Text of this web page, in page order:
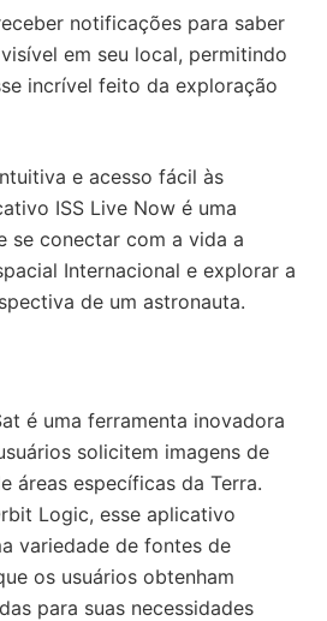
notificações para saber
em seu local, permitindo
incrível feito da exploração
e acesso fácil às
ISS Live Now é uma
se conectar com a vida a
Internacional e explorar a
de um astronauta.
é uma ferramenta inovadora
solicitem imagens de
áreas específicas da Terra.
Logic, esse aplicativo
variedade de fontes de
os usuários obtenham
para suas necessidades